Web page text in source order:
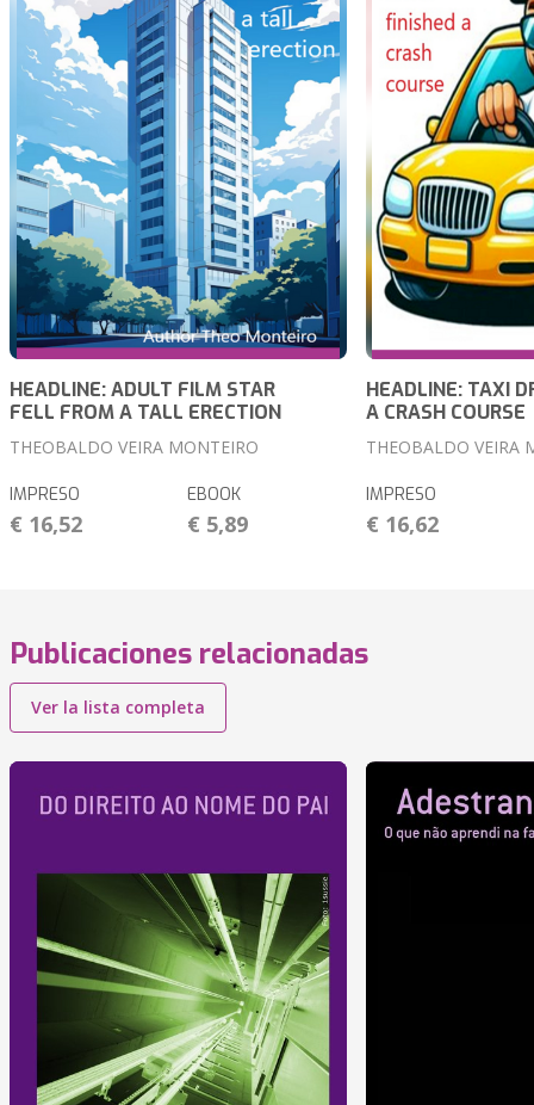
HEADLINE: ADULT FILM STAR
FELL FROM A TALL ERECTION
THEOBALDO VEIRA MONTEIRO
IMPRESO
€ 16,52
EBOOK
€ 5,89
HEADLINE: TAXI
A CRASH COURSE
THEOBALDO VEIRA
IMPRESO
€ 16,62
Publicaciones relacionadas
Ver la lista completa